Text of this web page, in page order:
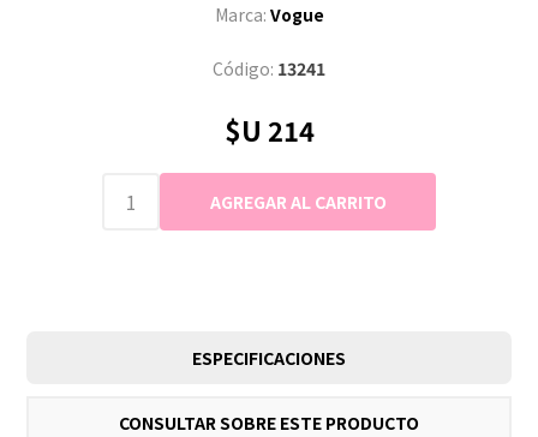
Marca: Vogue
Código: 13241
$U 214
ESPECIFICACIONES
CONSULTAR SOBRE ESTE PRODUCTO